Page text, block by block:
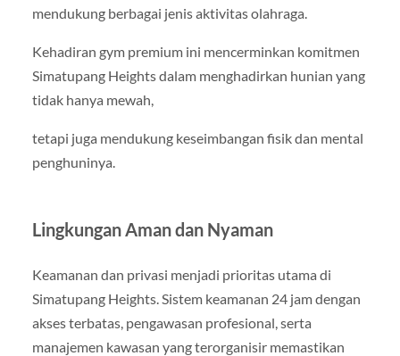
mendukung berbagai jenis aktivitas olahraga.
Kehadiran gym premium ini mencerminkan komitmen
Simatupang Heights dalam menghadirkan hunian yang
tidak hanya mewah,
tetapi juga mendukung keseimbangan fisik dan mental
penghuninya.
Lingkungan Aman dan Nyaman
Keamanan dan privasi menjadi prioritas utama di
Simatupang Heights. Sistem keamanan 24 jam dengan
akses terbatas, pengawasan profesional, serta
manajemen kawasan yang terorganisir memastikan